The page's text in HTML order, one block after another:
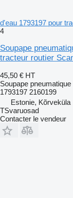
d'eau 1793197 pour
4
Soupape
tracteur routier
45,50 € HT
Soupape pneumatique
1793197 2160199
Estonie, Kõrveküla
TSvaruosad
Contacter le vendeur